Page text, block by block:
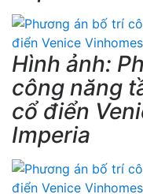
Hình ảnh:
công năng
cổ điển
Imperia